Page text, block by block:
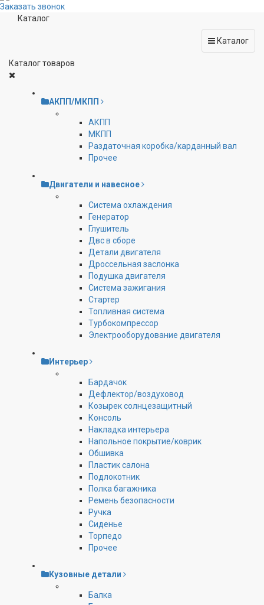
Заказать звонок
Каталог
Каталог
Каталог товаров
АКПП/МКПП
АКПП
МКПП
Раздаточная коробка/карданный вал
Прочее
Двигатели и навесное
Cистема охлаждения
Генератор
Глушитель
Двс в сборе
Детали двигателя
Дроссельная заслонка
Подушка двигателя
Система зажигания
Стартер
Топливная система
Турбокомпрессор
Электрооборудование двигателя
Интерьер
Бардачок
Дефлектор/воздуховод
Козырек солнцезащитный
Консоль
Накладка интерьера
Напольное покрытие/коврик
Обшивка
Пластик салона
Подлокотник
Полка багажника
Ремень безопасности
Ручка
Сиденье
Торпедо
Прочее
Кузовные детали
Балка